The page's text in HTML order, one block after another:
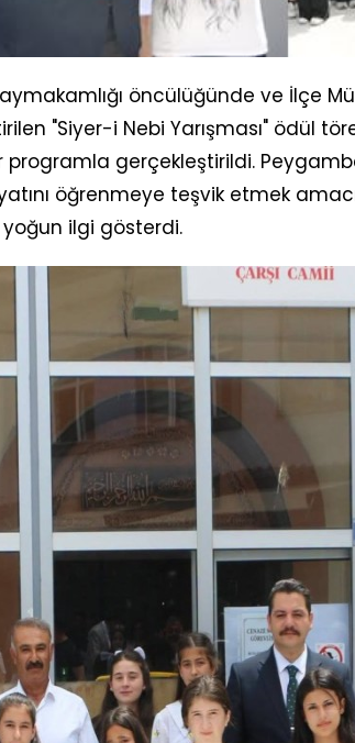
öncülüğünde ve İlçe
"Siyer-i Nebi Yarışması" ödül
programla gerçekleştirildi.
öğrenmeye teşvik etmek
ilgi gösterdi.